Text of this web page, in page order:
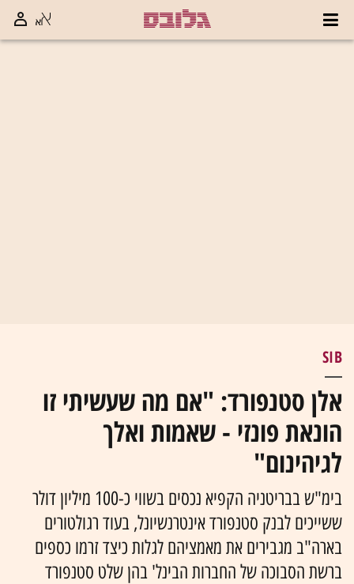
SIB
אלן סטנפורד: "אם מה שעשיתי זו
הונאת פונזי - שאמות ואלך
לגיהינום"
בימ"ש בבריטניה הקפיא נכסים בשווי כ-100 מיליון דולר
ששייכים לבנק סטנפורד אינטרנשיונל, בעוד רגולטורים
בארה"ב מגבירים את מאמציהם לגלות כיצד זרמו כספים
ברשת הסבוכה של החברות הבינל' בהן שלט סטנפורד